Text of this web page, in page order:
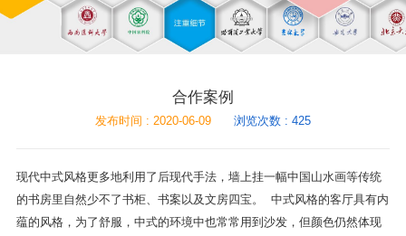
合作案例
发布时间 : 2020-06-09 浏览次数 : 425
现代中式风格更多地利用了后现代手法，墙上挂一幅中国山水画等传统
的书房里自然少不了书柜、书案以及文房四宝。 中式风格的客厅具有内
蕴的风格，为了舒服，中式的环境中也常常用到沙发，但颜色仍然体现